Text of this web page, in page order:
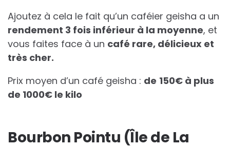
Ajoutez à cela le fait qu’un caféier geisha a un
rendement 3 fois inférieur à la moyenne, et
vous faites face à un café rare, délicieux et
très cher.
Prix moyen d’un café geisha : de 150€ à plus
de 1000€ le kilo
Bourbon Pointu (Île de La